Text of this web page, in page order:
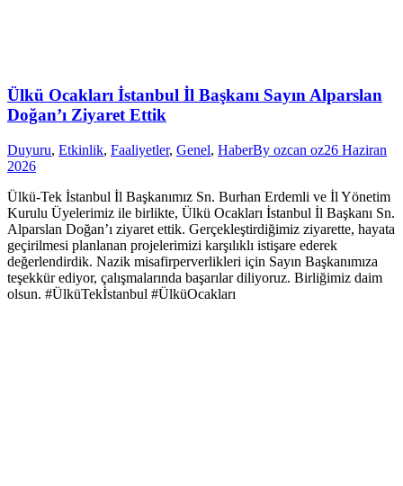
Ülkü Ocakları İstanbul İl Başkanı Sayın Alparslan
Doğan’ı Ziyaret Ettik
Duyuru, Etkinlik, Faaliyetler, Genel, HaberBy ozcan oz26 Haziran
2026
Ülkü-Tek İstanbul İl Başkanımız Sn. Burhan Erdemli ve İl Yönetim
Kurulu Üyelerimiz ile birlikte, Ülkü Ocakları İstanbul İl Başkanı Sn.
Alparslan Doğan’ı ziyaret ettik. Gerçekleştirdiğimiz ziyarette, hayata
geçirilmesi planlanan projelerimizi karşılıklı istişare ederek
değerlendirdik. Nazik misafirperverlikleri için Sayın Başkanımıza
teşekkür ediyor, çalışmalarında başarılar diliyoruz. Birliğimiz daim
olsun. #ÜlküTekİstanbul #ÜlküOcakları